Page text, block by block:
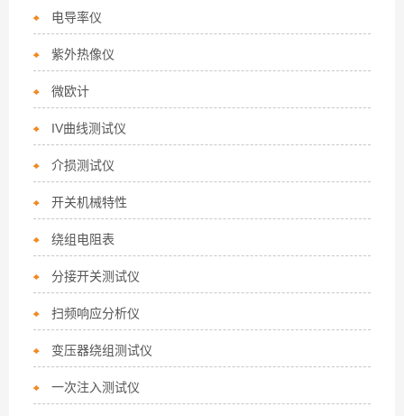
电导率仪
紫外热像仪
微欧计
IV曲线测试仪
介损测试仪
开关机械特性
绕组电阻表
分接开关测试仪
扫频响应分析仪
变压器绕组测试仪
一次注入测试仪